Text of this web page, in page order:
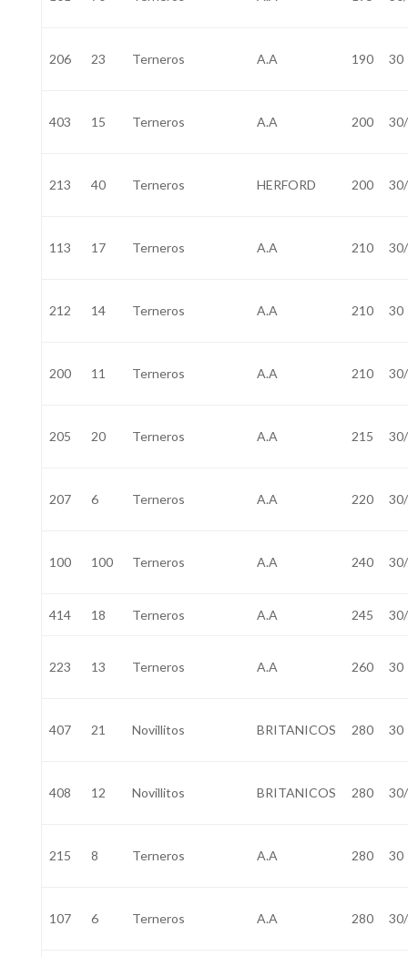
206 23 Terneros A.A 190 30
403 15 Terneros A.A 200
213 40 Terneros HERFORD 200
113 17 Terneros A.A 210
212 14 Terneros A.A 210 30
200 11 Terneros A.A 210
205 20 Terneros A.A 215
207 6 Terneros A.A 220
100 100 Terneros A.A 240
414 18 Terneros A.A 245
223 13 Terneros A.A 260 30
407 21 Novillitos BRITANICOS 280 30
408 12 Novillitos BRITANICOS 280
215 8 Terneros A.A 280 30
107 6 Terneros A.A 280